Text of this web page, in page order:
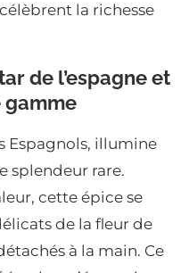
la richesse
de l’espagne et
gamme
Espagnols, illumine
splendeur rare.
cette épice se
de la fleur de
à la main. Ce